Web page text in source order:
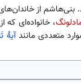
بنی‌هاشم از
، خانواده‌ای
متعددی مانندآیهٔ